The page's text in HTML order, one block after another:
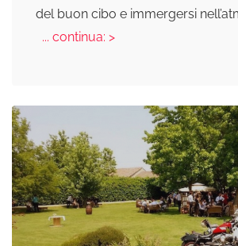
del buon cibo e immergersi
... continua: >